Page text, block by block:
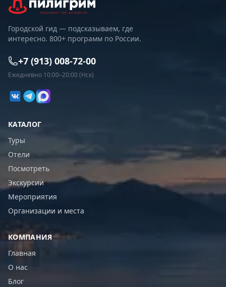
Городской гид — подсказываем, где
интересно. 800+ программ по России.
+7 (913) 008-72-00
Ежедневно 10:00–20:00 (Нск)
КАТАЛОГ
Туры
Отели
Посмотреть
Экскурсии
Мероприятия
Организации и места
КОМПАНИЯ
Главная
О нас
Блог